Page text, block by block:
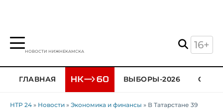
НОВОСТИ НИЖНЕКАМСКА
16+
ГЛАВНАЯ ВЫБОРЫ-2026
НТР 24 » Новости » Экономика и финансы » В Татарстане 39